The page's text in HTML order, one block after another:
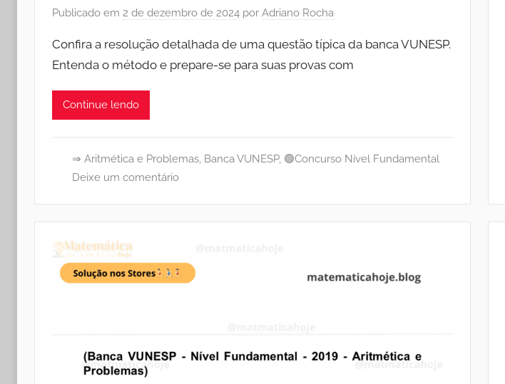
Publicado em 2 de dezembro de 2024 por Adriano Rocha
Confira a resolução detalhada de uma questão típica da banca VUNESP.
Entenda o método e prepare-se para suas provas com
Continue lendo
⇒ Aritmética e Problemas, Banca VUNESP, 🟢Concurso Nível Fundamental
Deixe um comentário